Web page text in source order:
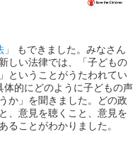
もできました。みなさん
しい法律では、「子どもの
ということがうたわれてい
体的にどのように子どもの声
か」 を聞きました。どの政
、意見を聴くこと、意見を
ることがわかりました。